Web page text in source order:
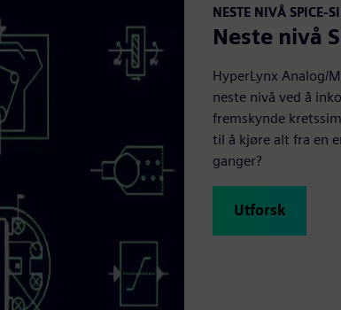
NESTE NIVÅ SPICE-
Neste nivå
HyperLynx Analog/
neste nivå ved å
fremskynde
til å kjøre alt fra en
ganger?
Utforsk